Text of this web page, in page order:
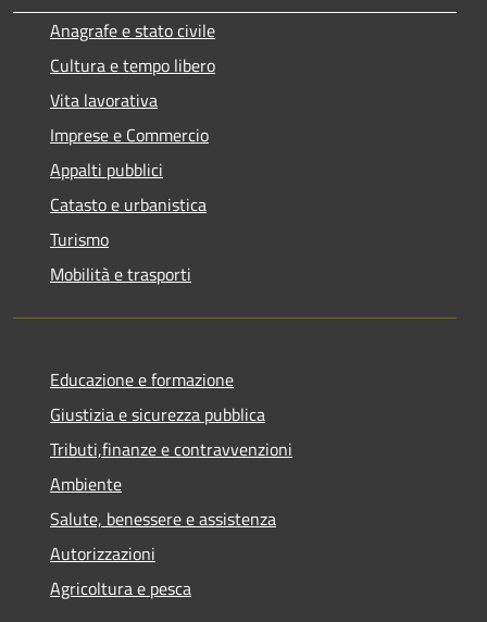
Anagrafe e stato civile
Cultura e tempo libero
Vita lavorativa
Imprese e Commercio
Appalti pubblici
Catasto e urbanistica
Turismo
Mobilità e trasporti
Educazione e formazione
Giustizia e sicurezza pubblica
Tributi,finanze e contravvenzioni
Ambiente
Salute, benessere e assistenza
Autorizzazioni
Agricoltura e pesca